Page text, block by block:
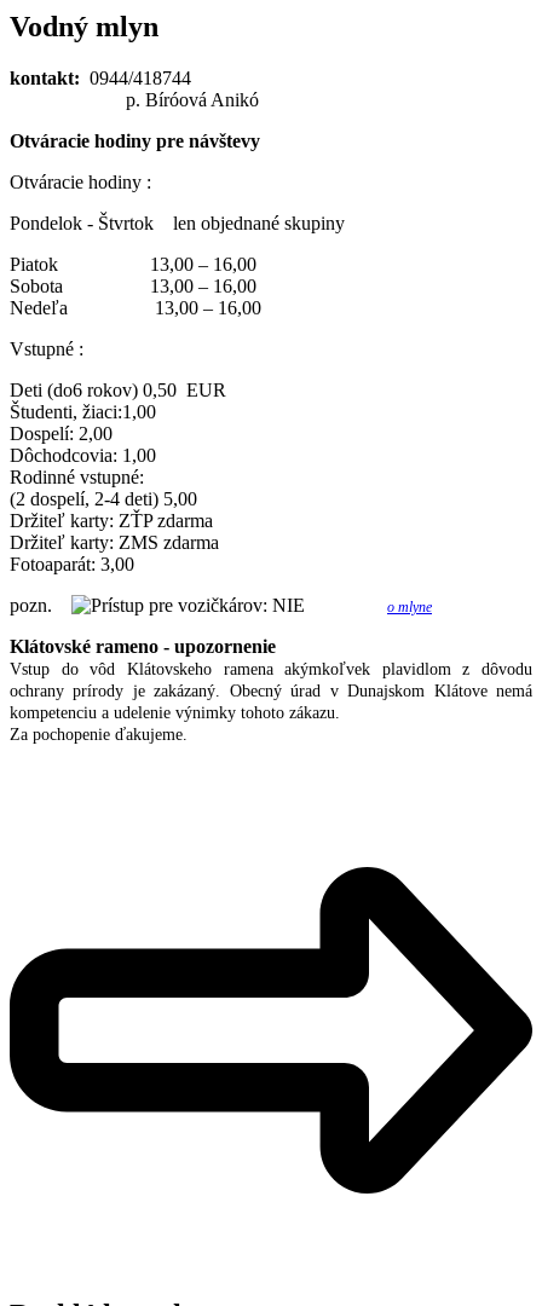
Vodný mlyn
kontakt: 0944/418744
p. Bíróová Anikó
Otváracie hodiny pre návštevy
Otváracie hodiny :
Pondelok - Štvrtok len objednané skupiny
Piatok 13,00 – 16,00
Sobota 13,00 – 16,00
Nedeľa 13,00 – 16,00
Vstupné :
Deti (do6 rokov) 0,50 EUR
Študenti, žiaci:1,00
Dospelí: 2,00
Dôchodcovia: 1,00
Rodinné vstupné:
(2 dospelí, 2-4 deti) 5,00
Držiteľ karty: ZŤP zdarma
Držiteľ karty: ZMS zdarma
Fotoaparát: 3,00
pozn.
o mlyne
Klátovské rameno - upozornenie
Vstup do vôd Klátovskeho ramena akýmkoľvek plavidlom z dôvodu
ochrany prírody je zakázaný. Obecný úrad v Dunajskom Klátove nemá
kompetenciu a udelenie výnimky tohoto zákazu.
Za pochopenie ďakujeme.